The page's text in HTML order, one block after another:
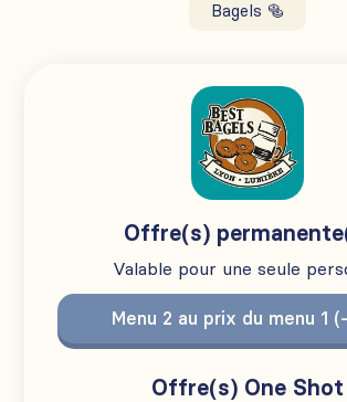
Bagels 🥯
Offre(s)
Valable pour une seule
Menu 2 au prix du menu 1
Offre(s) One Shot